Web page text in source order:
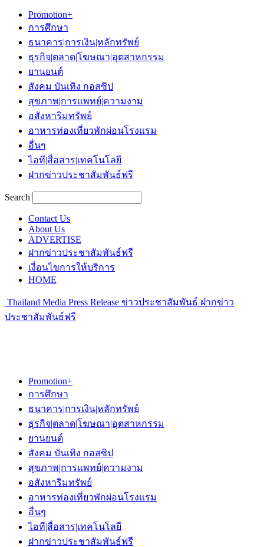
Promotion+
การศึกษา
ธนาคาร|การเงิน|หลักทรัพย์
ธุรกิจ|ตลาด|โฆษณา|อุตสาหกรรม
ยานยนต์
สังคม บันเทิง กอสซิป
สุขภาพ|การแพทย์|ความงาม
อสังหาริมทรัพย์
อาหารท่องเที่ยวพักผ่อนโรงแรม
อื่นๆ
ไอที|สื่อสาร|เทคโนโลยี
ฝากข่าวประชาสัมพันธ์ฟรี
Search
Contact Us
About Us
ADVERTISE
ฝากข่าวประชาสัมพันธ์ฟรี
เงื่อนไขการให้บริการ
HOME
Thailand Media Press Release ข่าวประชาสัมพันธ์ ฝากข่าว
ประชาสัมพันธ์ฟรี
Promotion+
การศึกษา
ธนาคาร|การเงิน|หลักทรัพย์
ธุรกิจ|ตลาด|โฆษณา|อุตสาหกรรม
ยานยนต์
สังคม บันเทิง กอสซิป
สุขภาพ|การแพทย์|ความงาม
อสังหาริมทรัพย์
อาหารท่องเที่ยวพักผ่อนโรงแรม
อื่นๆ
ไอที|สื่อสาร|เทคโนโลยี
ฝากข่าวประชาสัมพันธ์ฟรี